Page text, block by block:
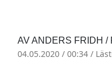
AV ANDERS FRIDH /
04.05.2020 / 00:34 /